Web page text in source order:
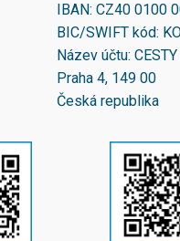
IBAN:CZ40 0100
BIC/SWIFT kód:
Název účtu:
Praha 4, 149 00
Česká republika